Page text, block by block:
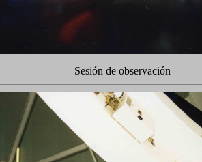
Sesión de observación